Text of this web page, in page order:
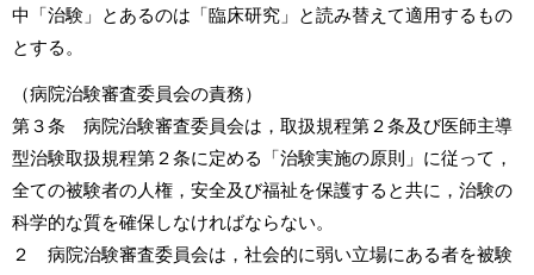
中「治験」とあるのは「臨床研究」と読み替えて適用するもの
とする。
（病院治験審査委員会の責務）
第３条 病院治験審査委員会は，取扱規程第２条及び医師主導
型治験取扱規程第２条に定める「治験実施の原則」に従って，
全ての被験者の人権，安全及び福祉を保護すると共に，治験の
科学的な質を確保しなければならない。
２ 病院治験審査委員会は，社会的に弱い立場にある者を被験